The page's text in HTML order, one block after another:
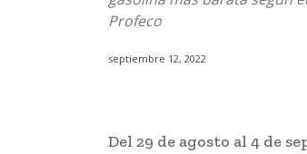
Profeco
septiembre 12, 2022
Del 29 de agosto al 4 de